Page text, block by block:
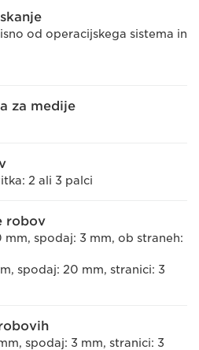
od operacijskega sistema in
za medije
2 ali 3 palci
robov
spodaj: 3 mm, ob straneh:
spodaj: 20 mm, stranici: 3
spodaj: 3 mm, stranici: 3